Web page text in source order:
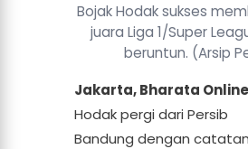
Bojak Hodak sukses
juara Liga 1/Super
beruntun. (Arsip
Jakarta, Bharata Online
Hodak pergi dari Persib
Bandung dengan